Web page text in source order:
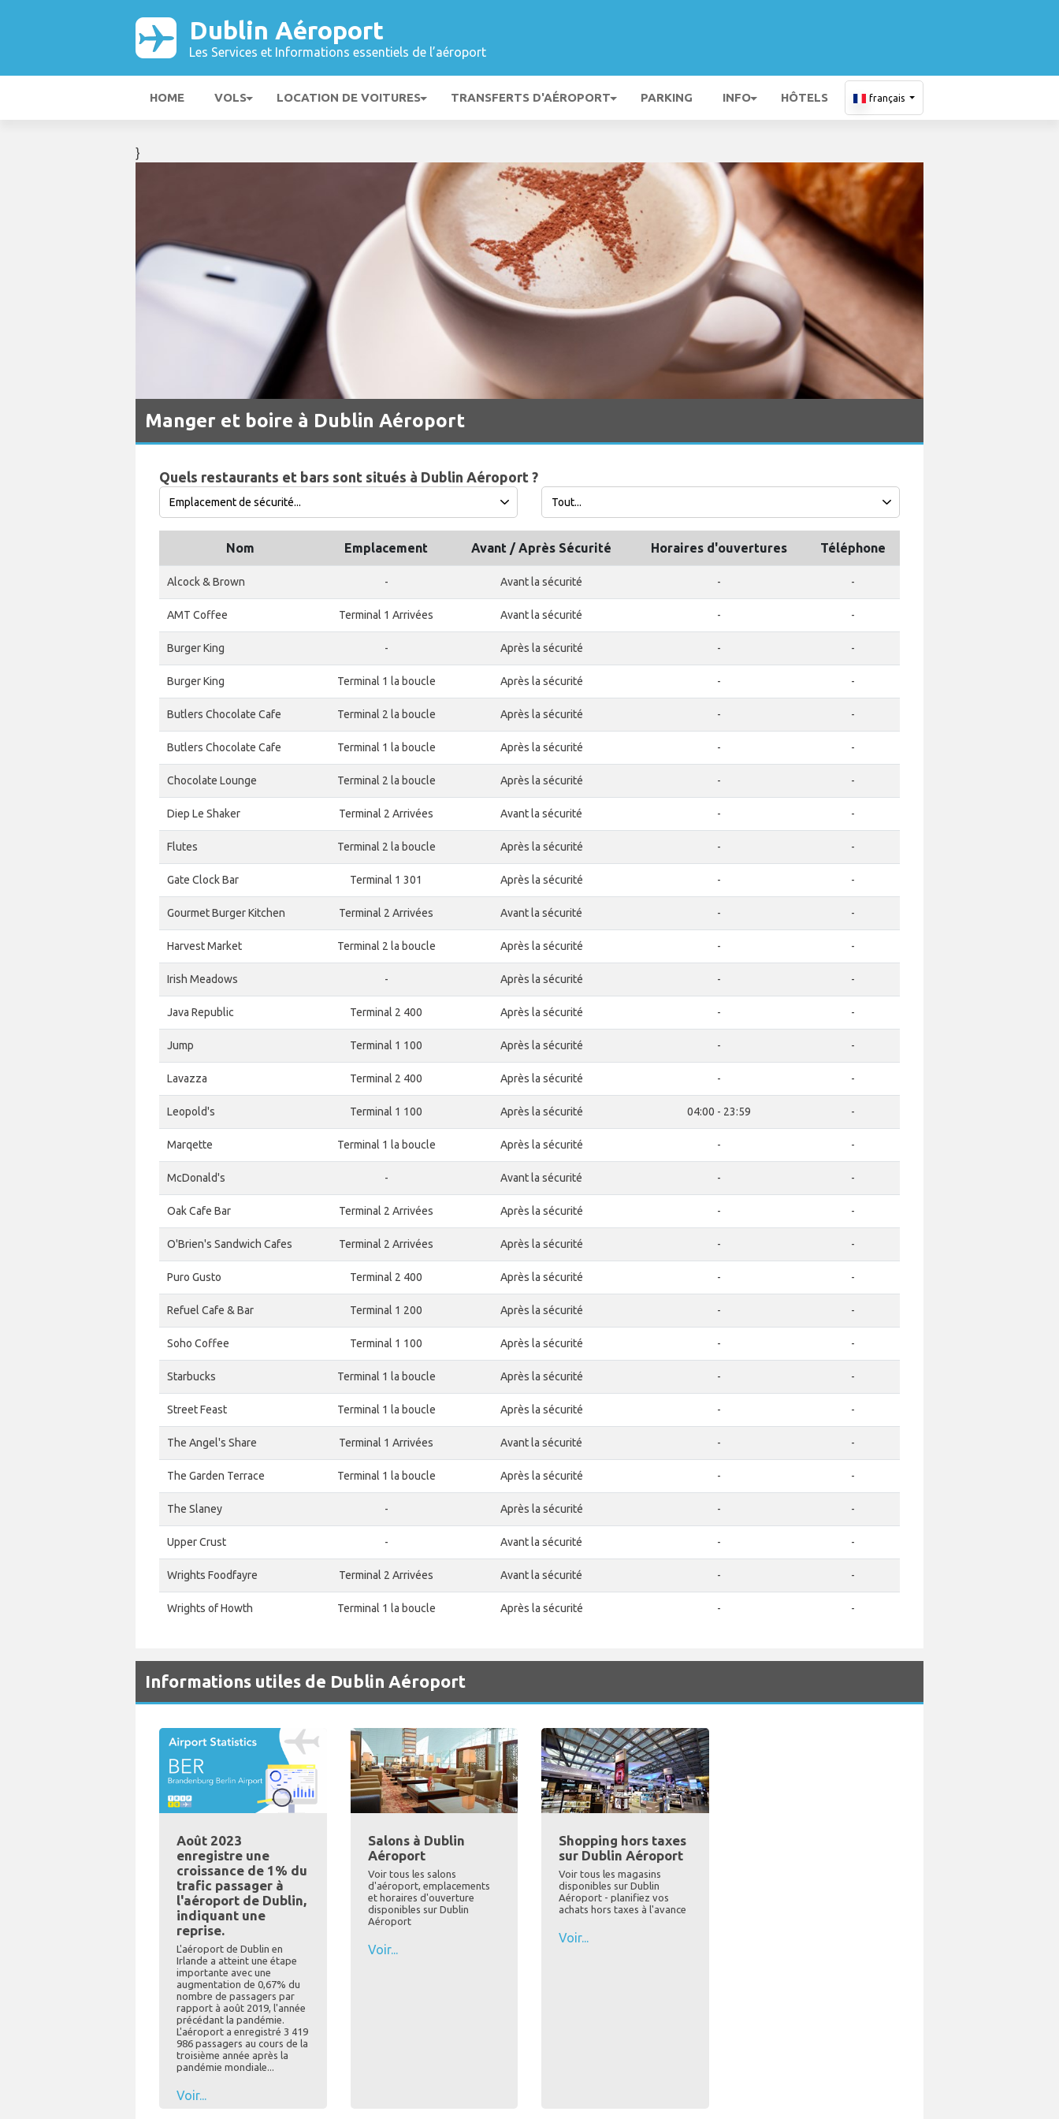
Dublin Aéroport
Les Services et Informations essentiels de l’aéroport
HOME VOLS LOCATION DE VOITURES TRANSFERTS D'AÉROPORT PARKING INFO HÔTELS français
}
Manger et boire à Dublin Aéroport
Quels restaurants et bars sont situés à Dublin Aéroport ?
Nom Emplacement Avant / Après Sécurité Horaires d'ouvertures Téléphone
Alcock & Brown - Avant la sécurité - -
AMT Coffee Terminal 1 Arrivées Avant la sécurité - -
Burger King - Après la sécurité - -
Burger King Terminal 1 la boucle Après la sécurité - -
Butlers Chocolate Cafe Terminal 2 la boucle Après la sécurité - -
Butlers Chocolate Cafe Terminal 1 la boucle Après la sécurité - -
Chocolate Lounge Terminal 2 la boucle Après la sécurité - -
Diep Le Shaker Terminal 2 Arrivées Avant la sécurité - -
Flutes Terminal 2 la boucle Après la sécurité - -
Gate Clock Bar Terminal 1 301 Après la sécurité - -
Gourmet Burger Kitchen Terminal 2 Arrivées Avant la sécurité - -
Harvest Market Terminal 2 la boucle Après la sécurité - -
Irish Meadows - Après la sécurité - -
Java Republic Terminal 2 400 Après la sécurité - -
Jump Terminal 1 100 Après la sécurité - -
Lavazza Terminal 2 400 Après la sécurité - -
Leopold's Terminal 1 100 Après la sécurité 04:00 - 23:59 -
Marqette Terminal 1 la boucle Après la sécurité - -
McDonald's - Avant la sécurité - -
Oak Cafe Bar Terminal 2 Arrivées Après la sécurité - -
O'Brien's Sandwich Cafes Terminal 2 Arrivées Après la sécurité - -
Puro Gusto Terminal 2 400 Après la sécurité - -
Refuel Cafe & Bar Terminal 1 200 Après la sécurité - -
Soho Coffee Terminal 1 100 Après la sécurité - -
Starbucks Terminal 1 la boucle Après la sécurité - -
Street Feast Terminal 1 la boucle Après la sécurité - -
The Angel's Share Terminal 1 Arrivées Avant la sécurité - -
The Garden Terrace Terminal 1 la boucle Après la sécurité - -
The Slaney - Après la sécurité - -
Upper Crust - Avant la sécurité - -
Wrights Foodfayre Terminal 2 Arrivées Avant la sécurité - -
Wrights of Howth Terminal 1 la boucle Après la sécurité - -
Informations utiles de Dublin Aéroport
Août 2023
enregistre une
croissance de 1% du
trafic passager à
l'aéroport de Dublin,
indiquant une
reprise.
L'aéroport de Dublin en
Irlande a atteint une étape
importante avec une
augmentation de 0,67% du
nombre de passagers par
rapport à août 2019, l'année
précédant la pandémie.
L'aéroport a enregistré 3 419
986 passagers au cours de la
troisième année après la
pandémie mondiale...
Voir...
Salons à Dublin
Aéroport
Voir tous les salons
d'aéroport, emplacements
et horaires d'ouverture
disponibles sur Dublin
Aéroport
Voir...
Shopping hors taxes
sur Dublin Aéroport
Voir tous les magasins
disponibles sur Dublin
Aéroport - planifiez vos
achats hors taxes à l'avance
Voir...